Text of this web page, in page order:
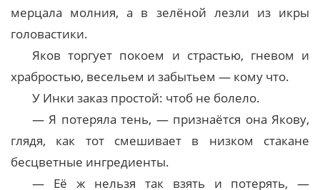
мерцала молния, а в зелёной лезли из икры
головастики.
Яков торгует покоем и страстью, гневом и
храбростью, весельем и забытьем — кому что.
У Инки заказ простой: чтоб не болело.
— Я потеряла тень, — признаётся она Якову,
глядя, как тот смешивает в низком стакане
бесцветные ингредиенты.
— Её ж нельзя так взять и потерять, —